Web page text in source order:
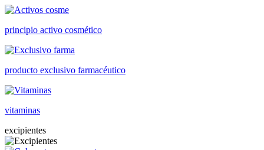
principio activo cosmético
producto exclusivo farmacéutico
vitaminas
excipientes